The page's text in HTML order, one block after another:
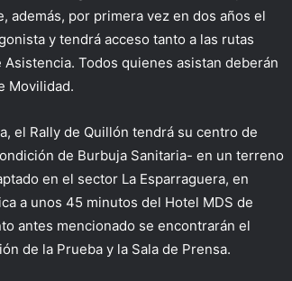
además, por primera vez en dos años el
y tendrá acceso tanto a las rutas
Asistencia. Todos quienes asistan deberán
Movilidad.
el Rally de Quillón tendrá su centro de
de Burbuja Sanitaria- en un terreno
en el sector La Esparraguera, en
a unos 45 minutos del Hotel MDS de
antes mencionado se encontrarán el
de la Prueba y la Sala de Prensa.